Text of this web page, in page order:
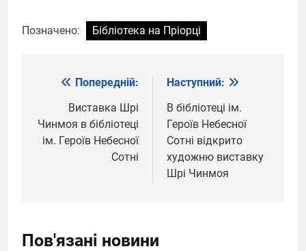
Позначено: Бібліотека на Пріорці
Навігація
записів
Попередній:
Виставка Шрі
Чинмоя в бібліотеці
ім. Героїв Небесної
Сотні
Наступний:
В бібліотеці ім.
Героїв Небесної
Сотні відкрито
художню виставку
Шрі Чинмоя
Пов'язані новини